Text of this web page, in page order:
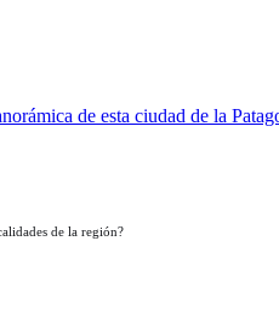
de esta ciudad de la
de la región?